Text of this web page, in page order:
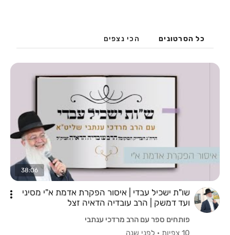
כל הסרטונים הכי נצפים
38:06
שו"ת ישכיל עבדי | איסור הפקרת אדמת א"י מסיני
ועד דמשק | הרב עובדיה הדאיה זצל
פותחים ספר עם הרב מרדכי ענתבי
10 צפיות
· לפני שנה